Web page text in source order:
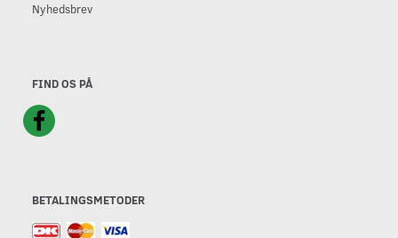
Nyhedsbrev
FIND OS PÅ
BETALINGSMETODER